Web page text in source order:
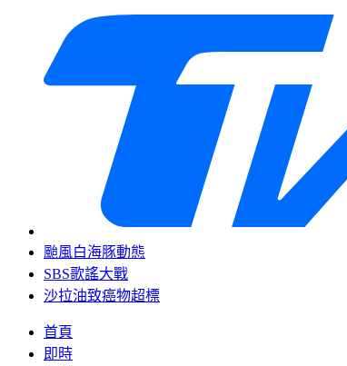
颱風白海豚動態
SBS歌謠大戰
沙拉油致癌物超標
首頁
即時